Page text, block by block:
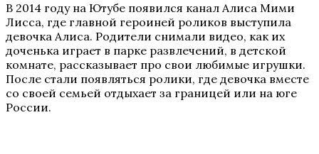
В 2014 году на Ютубе появился канал Алиса Мими
Лисса, где главной героиней роликов выступила
девочка Алиса. Родители снимали видео, как их
доченька играет в парке развлечений, в детской
комнате, рассказывает про свои любимые игрушки.
После стали появляться ролики, где девочка вместе
со своей семьей отдыхает за границей или на юге
России.